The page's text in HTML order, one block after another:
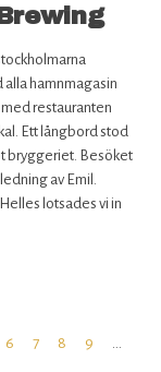
alla hamnmagasin
restauranten
Ett långbord stod
bryggeriet. Besöket
av Emil.
lotsades vi in
6 7 8 9
…